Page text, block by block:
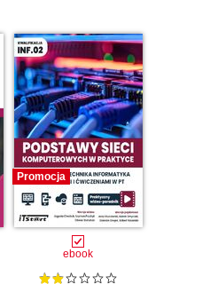
Promocja
ebook